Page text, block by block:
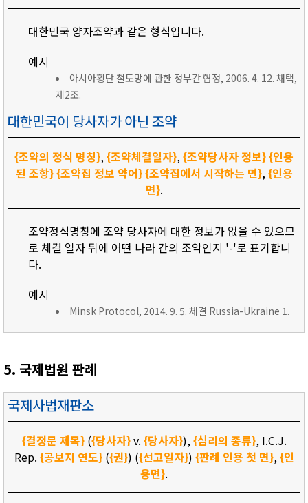
대한민국 양자조약과 같은 형식입니다.
예시
아시아횡단 철도망에 관한 정부간 협정, 2006. 4. 12. 채택,
제2조.
대한민국이 당사자가 아닌 조약
{조약의 정식 명칭},{조약체결일자},{조약당사자 정보}{인용
된 조항}{조약집 정보 약어}{조약집에서 시작하는 면},{인용
면}.
조약정식명칭에 조약 당사자에 대한 정보가 없을 수 있으므
로 체결 일자 뒤에 어떤 나라 간의 조약인지 '-'로 표기합니
다.
예시
Minsk Protocol, 2014. 9. 5. 체결 Russia-Ukraine 1.
5. 국제법원 판례
국제사법재판소
{결정문 제목}({당사자}v. {당사자}),{심리의 종류}, I.C.J.
Rep. {공보지 연도}({권}) ({선고일자}) {판례 인용 첫 면},{인
용면}.